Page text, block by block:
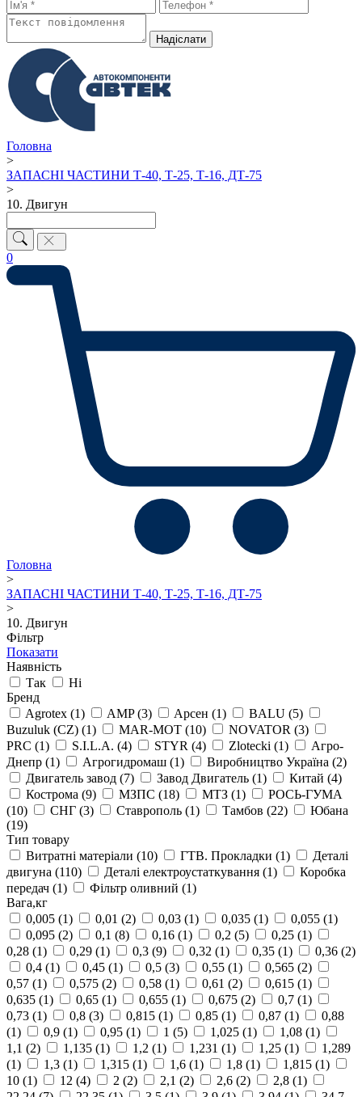
Надiслати
Головна
>
ЗАПАСНІ ЧАСТИНИ Т-40, Т-25, Т-16, ДТ-75
>
10. Двигун
0
Головна
>
ЗАПАСНІ ЧАСТИНИ Т-40, Т-25, Т-16, ДТ-75
>
10. Двигун
Фільтр
Показати
Наявність
Так
Ні
Бренд
Agrotex (1) AMP(3) Aрсен (1) BALU (5)
Buzuluk (CZ) (1) MAR-MOT (10) NOVATOR (3)
PRC (1) S.I.L.A. (4) STYR (4) Zlotecki (1)
Агро-
Днепр (1) Агрогидромаш (1) Виробництво Україна (2)
Двигатель завод (7) Завод Двигатель (1) Китай (4)
Кострома (9) МЗПС (18) МТЗ (1)
РОСЬ-ГУМА
(10)
СНГ (3) Ставрополь (1) Тамбов (22)
Юбана
(19)
Тип товару
Витратні матеріали (10) ГТВ. Прокладки (1)
Деталі
двигуна (110) Деталі електроустаткування (1)
Коробка
передач (1) Фільтр оливний (1)
Вага,кг
0,005 (1) 0,01 (2) 0,03 (1) 0,035 (1) 0,055 (1)
0,095 (2) 0,1 (8) 0,16 (1) 0,2 (5) 0,25 (1)
0,28 (1) 0,29 (1) 0,3 (9) 0,32 (1) 0,35 (1) 0,36 (2)
0,4 (1) 0,45 (1) 0,5 (3) 0,55 (1) 0,565 (2)
0,57 (1) 0,575 (2) 0,58 (1) 0,61 (2) 0,615 (1)
0,635 (1) 0,65 (1) 0,655 (1) 0,675 (2) 0,7 (1)
0,73 (1) 0,8 (3) 0,815 (1) 0,85 (1) 0,87 (1)
0,88
(1)
0,9 (1) 0,95 (1) 1 (5) 1,025 (1) 1,08 (1)
1,1 (2) 1,135 (1) 1,2 (1) 1,231 (1) 1,25 (1)
1,289
(1)
1,3 (1) 1,315 (1) 1,6 (1) 1,8 (1) 1,815 (1)
10 (1) 12 (4) 2 (2) 2,1 (2) 2,6 (2) 2,8 (1)